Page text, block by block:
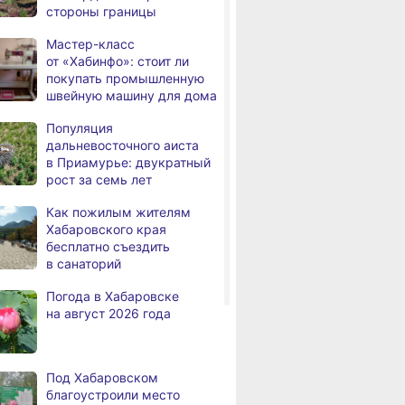
патриотической песни
В больнице имени
Владимирцева внедрили
новую технологию
восстановления после
На площади Ленина
в Хабаровске заработала
бесплатная сеть Wi-Fi
В Хабаровском крае
выполнили 70% дорожных
работ по нацпроекту
Хабаровского края 7
августа ожидаются сильные
вода зашла на 34 дачных
стороны границы
Мастер-класс
от «Хабинфо»: стоит ли
покупать промышленную
швейную машину для дома
Популяция
дальневосточного аиста
в Приамурье: двукратный
рост за семь лет
Как пожилым жителям
Хабаровского края
бесплатно съездить
в санаторий
Погода в Хабаровске
на август 2026 года
Под Хабаровском
благоустроили место